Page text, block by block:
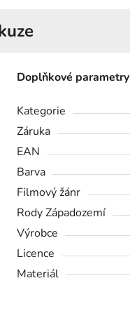
Doplňkové parametry
Kategorie
Záruka
EAN
Barva
Filmový žánr
Rody Západozemí
Výrobce
Licence
Materiál